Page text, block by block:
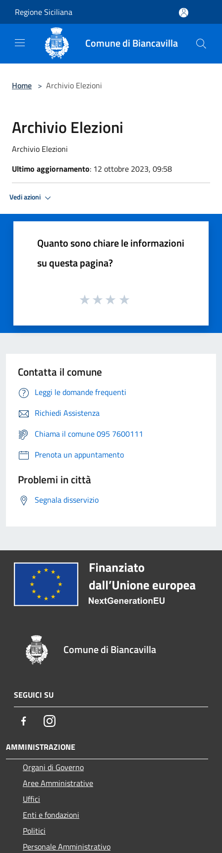
Regione Siciliana
Comune di Biancavilla
Home > Archivio Elezioni
Archivio Elezioni
Archivio Elezioni
Ultimo aggiornamento: 12 ottobre 2023, 09:58
Vedi azioni
Quanto sono chiare le informazioni
su questa pagina?
Contatta il comune
Leggi le domande frequenti
Richiedi Assistenza
Chiama il comune 095 7600111
Prenota un appuntamento
Problemi in città
Segnala disservizio
Comune di Biancavilla
SEGUICI SU
FacebookInstagram
AMMINISTRAZIONE
Organi di Governo
Aree Amministrative
Uffici
Enti e fondazioni
Politici
Personale Amministrativo